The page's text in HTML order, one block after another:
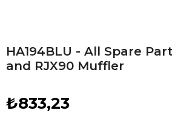
HA194BLU - All Spare
and RJX90 Muffler
₺833,23